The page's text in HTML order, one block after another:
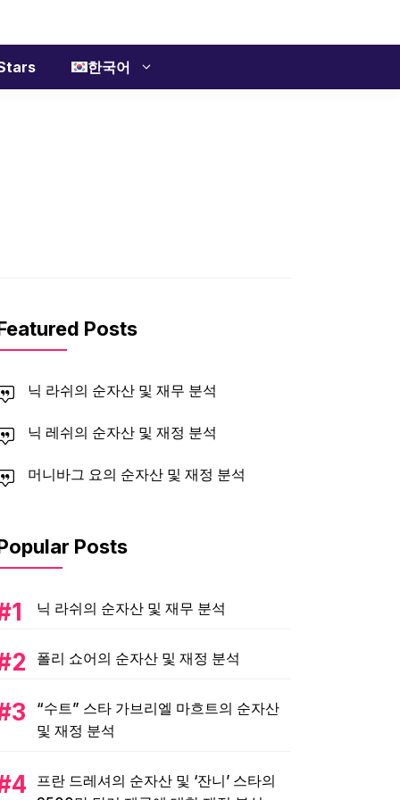
한국어
Posts
닉 라쉬의 순자산 및 재무 분석
닉 레쉬의 순자산 및 재정 분석
머니바그 요의 순자산 및 재정 분석
Posts
닉 라쉬의 순자산 및 재무 분석
폴리 쇼어의 순자산 및 재정 분석
“수트” 스타 가브리엘 마흐트의 순자산
및 재정 분석
프란 드레셔의 순자산 및 ‘잔니’ 스타의